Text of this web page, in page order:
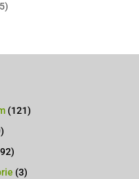
(121)
(3)